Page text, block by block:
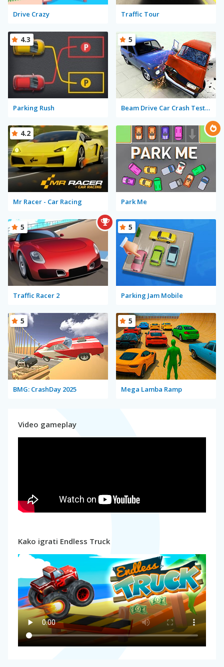
Drive Crazy Traffic Tour
Parking Rush
4.3
Beam Drive Car Crash Test Simulator
5
Mr Racer - Car Racing
4.2
Park Me
Traffic Racer 2
5
Parking Jam Mobile
5
BMG: CrashDay 2025
5
Mega Lamba Ramp
5
Video gameplay
Kako igrati Endless Truck